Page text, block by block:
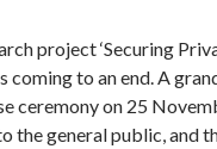
project ‘Securing
coming to an end. A
ceremony on 25
the general public, and